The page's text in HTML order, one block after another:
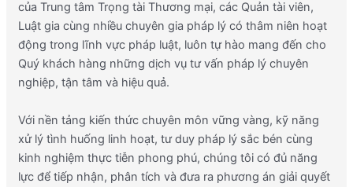
của Trung tâm Trọng tài Thương mại, các Quản tài viên,
Luật gia cùng nhiều chuyên gia pháp lý có thâm niên hoạt
động trong lĩnh vực pháp luật, luôn tự hào mang đến cho
Quý khách hàng những dịch vụ tư vấn pháp lý chuyên
nghiệp, tận tâm và hiệu quả.
Với nền tảng kiến thức chuyên môn vững vàng, kỹ năng
xử lý tình huống linh hoạt, tư duy pháp lý sắc bén cùng
kinh nghiệm thực tiễn phong phú, chúng tôi có đủ năng
lực để tiếp nhận, phân tích và đưa ra phương án giải quyết